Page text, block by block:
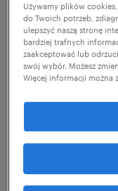
gospodarki.
jakie są
edycji
badaniach
polskich firm
polskich
mniej, ale przede
na tyle
Używamy plików
do Twoich potrzeb,
ulepszyć naszą stronę
bardziej trafnych
zaakceptować lub
swój wybór. Możesz
Więcej informacji można